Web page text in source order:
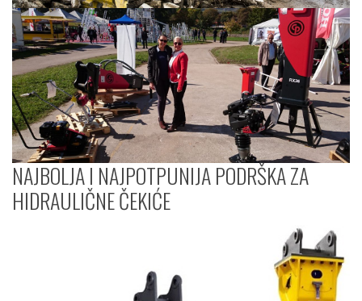
NAJBOLJA I NAJPOTPUNIJA PODRŠKA ZA
HIDRAULIČNE ČEKIĆE